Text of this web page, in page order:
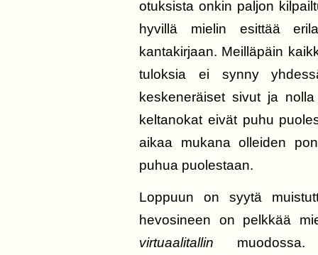
otuksista onkin paljon
hyvillä mielin esittää
kantakirjaan. Meilläpäin
tuloksia ei synny
keskeneräiset sivut ja
keltanokat eivät puhu
aikaa mukana olleiden
puhua puolestaan.
Loppuun on syytä
hevosineen on pelkkää
virtuaalitallin